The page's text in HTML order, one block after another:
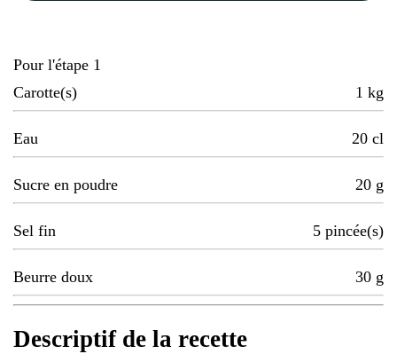
Pour l'étape 1
Carotte(s)
1 kg
Eau 20 cl
Sucre en poudre 20 g
Sel fin 5 pincée(s)
Beurre doux 30 g
Descriptif de la recette